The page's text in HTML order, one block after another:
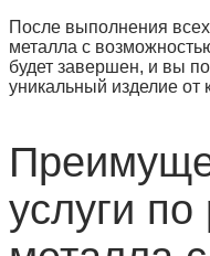
После выполнения всех
металла с
будет завершен, и вы
уникальный изделие
услуги по